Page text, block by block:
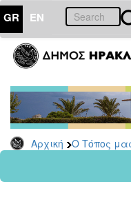
GR EN
Αρχική Ο Τόπος
ΤΟΠΟΣ
ΜΑΣ
Ανακοινώσεις
Αρχείο
2026
2024